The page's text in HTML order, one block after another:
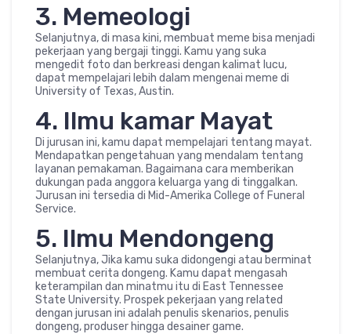
3. Memeologi
Selanjutnya, di masa kini, membuat meme bisa menjadi
pekerjaan yang bergaji tinggi. Kamu yang suka
mengedit foto dan berkreasi dengan kalimat lucu,
dapat mempelajari lebih dalam mengenai meme di
University of Texas, Austin.
4. Ilmu kamar Mayat
Di jurusan ini, kamu dapat mempelajari tentang mayat.
Mendapatkan pengetahuan yang mendalam tentang
layanan pemakaman. Bagaimana cara memberikan
dukungan pada anggora keluarga yang di tinggalkan.
Jurusan ini tersedia di Mid-Amerika College of Funeral
Service.
5. Ilmu Mendongeng
Selanjutnya, Jika kamu suka didongengi atau berminat
membuat cerita dongeng. Kamu dapat mengasah
keterampilan dan minatmu itu di East Tennessee
State University. Prospek pekerjaan yang related
dengan jurusan ini adalah penulis skenarios, penulis
dongeng, produser hingga desainer game.